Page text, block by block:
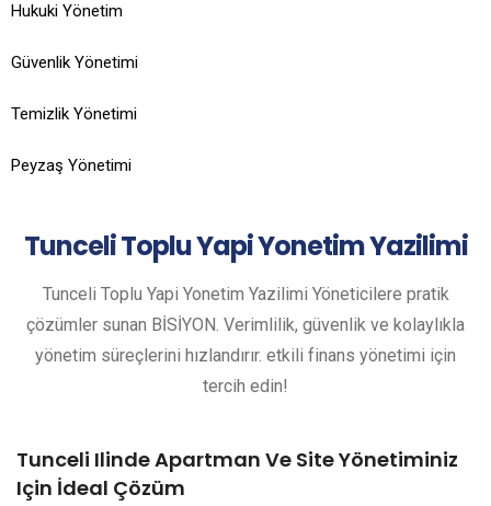
Hukuki Yönetim
Güvenlik Yönetimi
Temizlik Yönetimi
Peyzaş Yönetimi
TunceliToplu Yapi Yonetim Yazilimi
Tunceli Toplu Yapi Yonetim Yazilimi Yöneticilere pratik
çözümler sunan BİSİYON. Verimlilik, güvenlik ve kolaylıkla
yönetim süreçlerini hızlandırır. etkili finans yönetimi için
tercih edin!
Tunceli Ilinde Apartman Ve Site Yönetiminiz
Için İdeal Çözüm